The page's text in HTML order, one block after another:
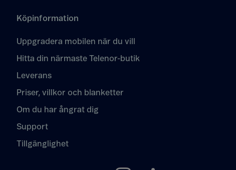
Köpinformation
Uppgradera mobilen när du vill
Hitta din närmaste Telenor-butik
Leverans
Priser, villkor och blanketter
Om du har ångrat dig
Support
Tillgänglighet